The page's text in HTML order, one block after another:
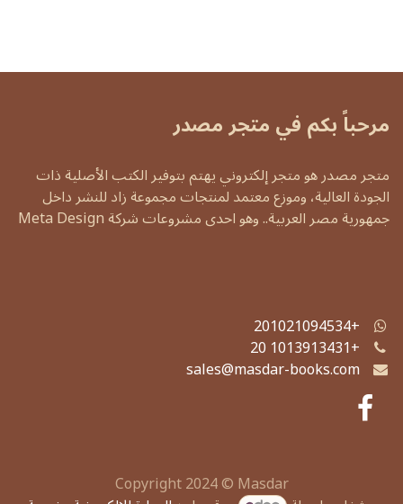
مرحباً بكم في متجر مصدر
متجر مصدر هو متجر إلكتروني يهتم بتوفير الكتب الأصلية ذات
الجودة العالية، وموزع معتمد لمنتجات مجموعة زاد للنشر داخل
جمهورية مصر العربية.. وهو احدى مشروعات شركة Meta Design
+201021094534
+
20 1013913431
sales@masdar-books.com
Copyright 2024 © Masdar